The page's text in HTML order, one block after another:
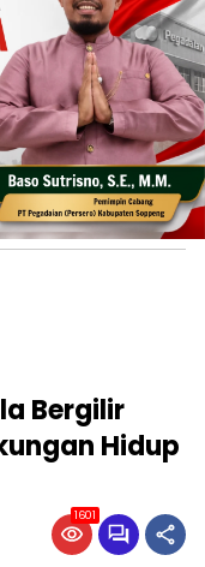
Bergilir
Hidup
1601